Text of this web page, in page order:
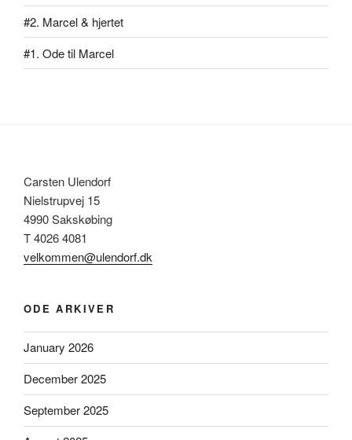
#2. Marcel & hjertet
#1. Ode til Marcel
Carsten Ulendorf
Nielstrupvej 15
4990 Sakskøbing
T 4026 4081
velkommen@ulendorf.dk
ODE ARKIVER
January 2026
December 2025
September 2025